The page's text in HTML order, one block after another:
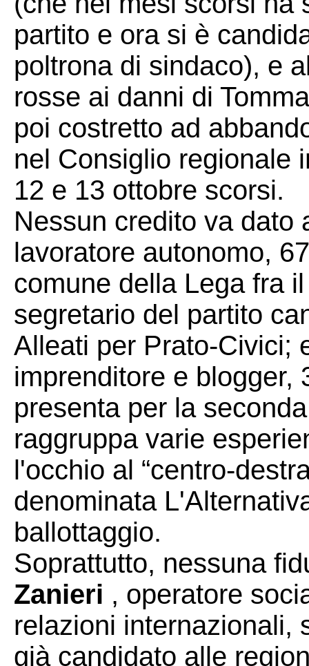
partito e ora si è
poltrona di sindaco), e
rosse ai danni di
poi costretto ad
nel Consiglio regionale
12 e 13 ottobre scorsi.
Nessun credito va dato
lavoratore autonomo,
comune della Lega fra
segretario del partito
Alleati per Prato-Civici;
imprenditore e blogger,
presenta per la
raggruppa varie
l'occhio al “centro-
denominata
ballottaggio.
Soprattutto, nessuna
Zanieri , operatore
relazioni internazionali,
già candidato alle